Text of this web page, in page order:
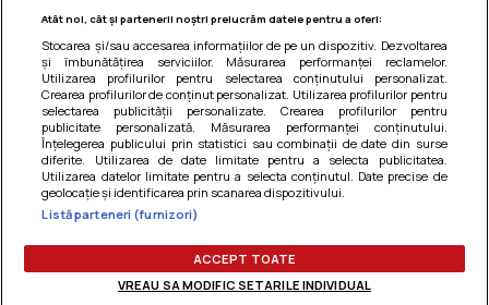
Termeni si conditii |
confidentialitate|Gestionați preferințele
Atât noi, cât și partenerii noștri prelucrăm datele pentru a oferi:
Stocarea și/sau accesarea informațiilor de pe un dispozitiv. Dezvoltarea
și îmbunătățirea serviciilor. Măsurarea performanței reclamelor.
Utilizarea profilurilor pentru selectarea conținutului personalizat.
Crearea profilurilor de conținut personalizat. Utilizarea profilurilor pentru
selectarea publicității personalizate. Crearea profilurilor pentru
publicitate personalizată. Măsurarea performanței conținutului.
Înțelegerea publicului prin statistici sau combinații de date din surse
diferite. Utilizarea de date limitate pentru a selecta publicitatea.
Utilizarea datelor limitate pentru a selecta conținutul. Date precise de
geolocație și identificarea prin scanarea dispozitivului.
Listă parteneri (furnizori)
ACCEPT TOATE
VREAU SA MODIFIC SETARILE INDIVIDUAL